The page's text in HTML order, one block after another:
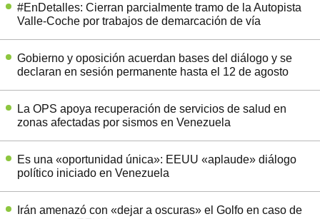
#EnDetalles: Cierran parcialmente tramo de la Autopista
Valle-Coche por trabajos de demarcación de vía
Gobierno y oposición acuerdan bases del diálogo y se
declaran en sesión permanente hasta el 12 de agosto
La OPS apoya recuperación de servicios de salud en
zonas afectadas por sismos en Venezuela
Es una «oportunidad única»: EEUU «aplaude» diálogo
político iniciado en Venezuela
Irán amenazó con «dejar a oscuras» el Golfo en caso de